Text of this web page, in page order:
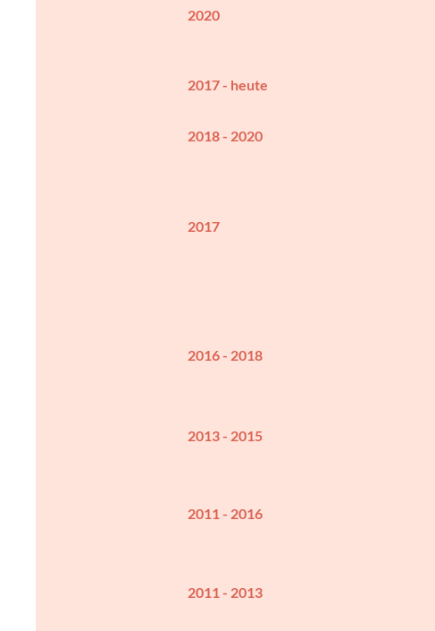
2020
2017 - heute
2018 - 2020
2017
2016 - 2018
2013 - 2015
2011 - 2016
2011 - 2013